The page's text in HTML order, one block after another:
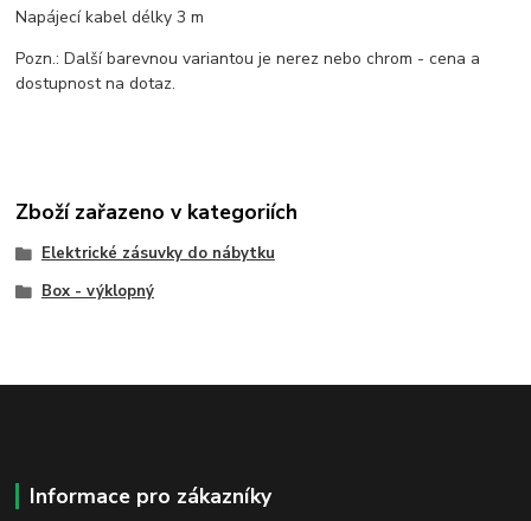
Napájecí kabel délky 3 m
Pozn.: Další barevnou variantou je nerez nebo chrom - cena a
dostupnost na dotaz.
Zboží zařazeno v kategoriích
Elektrické zásuvky do nábytku
Box - výklopný
Informace pro zákazníky